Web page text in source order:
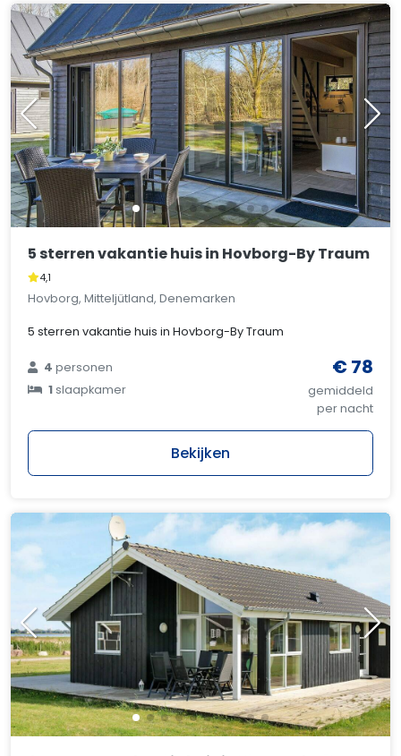
5 sterren vakantie huis in Hovborg-By Traum
4,1
Hovborg, Mitteljütland, Denemarken
5 sterren vakantie huis in Hovborg-By Traum
4personen
1slaapkamer
€ 78
gemiddeld
per nacht
Bekijken